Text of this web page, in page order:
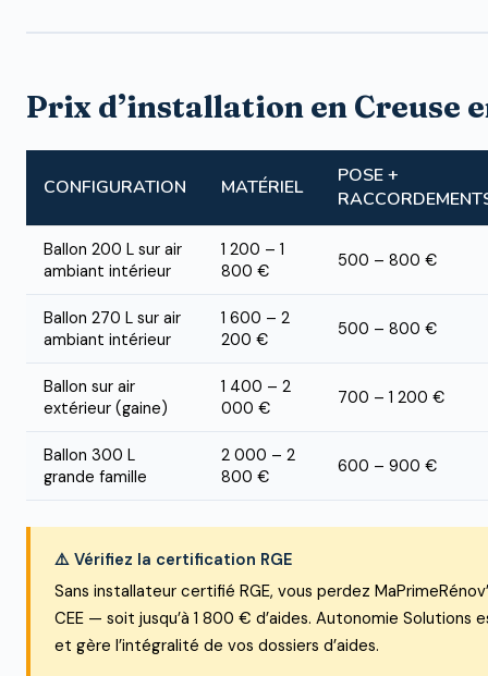
Prix d’installation en Creuse
CONFIGURATION MATÉRIEL
POSE +
Ballon 200 L sur air
ambiant intérieur
1 200 – 1
800 €
500 – 800 €
Ballon 270 L sur air
ambiant intérieur
1 600 – 2
200 €
500 – 800 €
Ballon sur air
extérieur (gaine)
1 400 – 2
000 €
700 – 1 200 €
Ballon 300 L
grande famille
2 000 – 2
800 €
600 – 900 €
⚠️ Vérifiez la certification RGE
Sans installateur certifié RGE, vous perdez
CEE — soit jusqu’à 1 800 € d’aides. Autonomie Solutions
et gère l’intégralité de vos dossiers d’aides.